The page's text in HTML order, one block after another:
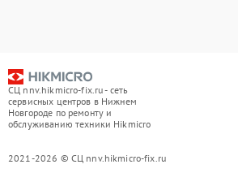
СЦ nnv.hikmicro-fix.ru - сеть
сервисных центров в Нижнем
Новгороде по ремонту и
обслуживанию техники Hikmicro
2021-2026 © СЦ nnv.hikmicro-fix.ru